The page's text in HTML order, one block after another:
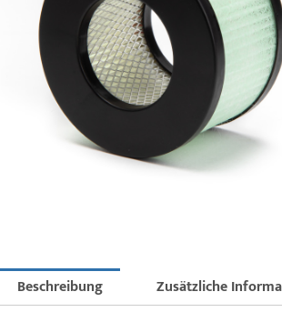
Beschreibung
Zusätzliche